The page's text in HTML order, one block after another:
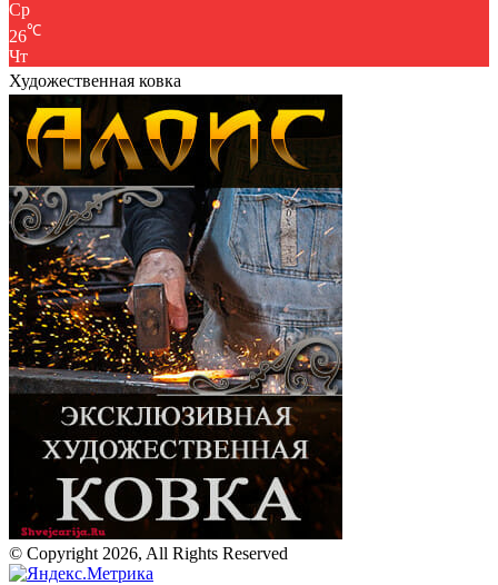
Ср
26℃
Чт
Художественная ковка
© Copyright 2026, All Rights Reserved